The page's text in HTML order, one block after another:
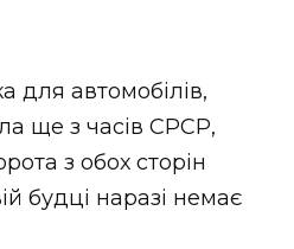
для автомобілів,
ще з часів СРСР,
з обох сторін
будці наразі немає